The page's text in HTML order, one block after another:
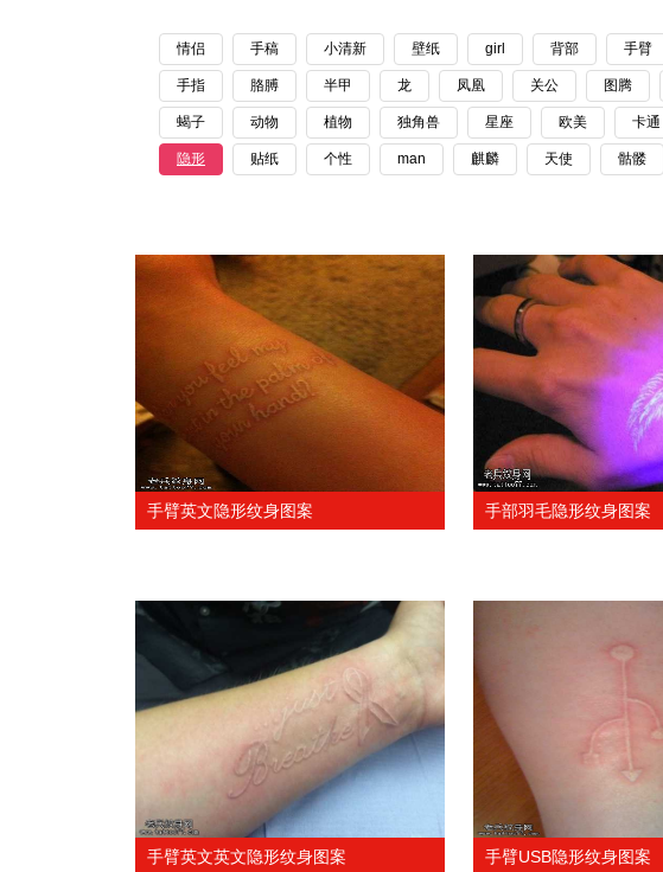
情侣 手稿 小清新 壁纸 girl 背部 手臂
手指 胳膊 半甲 龙 凤凰 关公 图腾
蝎子 动物 植物 独角兽 星座 欧美 卡通
隐形 贴纸 个性 man 麒麟 天使 骷髅
手臂英文隐形纹身图案 手部羽毛隐形纹身图案
手臂英文英文隐形纹身图案 手臂USB隐形纹身图案